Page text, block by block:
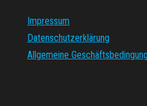
Impressum
Datenschutzerklärung
Allgemeine